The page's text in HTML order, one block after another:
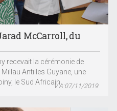
McCarroll, du
recevait la cérémonie de
Antilles Guyane, une
le Sud Africain...V.A 07/11/2019